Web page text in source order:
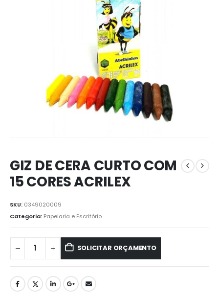
GIZ DE CERA CURTO COM
15 CORES ACRILEX
SKU: 0349020009
Categoria: Papelaria e Escritório
SOLICITAR ORÇAMENTO